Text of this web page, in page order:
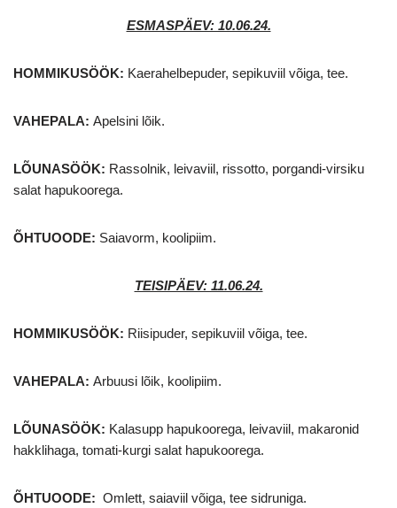
ESMASPÄEV: 10.06.24.
HOMMIKUSÖÖK: Kaerahelbepuder, sepikuviil võiga, tee.
VAHEPALA: Apelsini lõik.
LÕUNASÖÖK: Rassolnik, leivaviil, rissotto, porgandi-virsiku
salat hapukoorega.
ÕHTUOODE: Saiavorm, koolipiim.
TEISIPÄEV: 11.06.24.
HOMMIKUSÖÖK: Riisipuder, sepikuviil võiga, tee.
VAHEPALA: Arbuusi lõik, koolipiim.
LÕUNASÖÖK: Kalasupp hapukoorega, leivaviil, makaronid
hakklihaga, tomati-kurgi salat hapukoorega.
ÕHTUOODE: Omlett, saiaviil võiga, tee sidruniga.